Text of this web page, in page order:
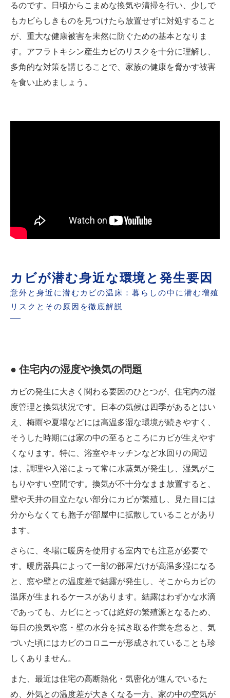
るのです。日頃からこまめな換気や清掃を行い、少しで
もカビらしきものを見つけたら放置せずに対処すること
が、重大な健康被害を未然に防ぐための基本となりま
す。アフラトキシン産生カビのリスクを十分に理解し、
多角的な対策を講じることで、家族の健康を脅かす被害
を食い止めましょう。
カビが潜む身近な環境と発生要因
意外と身近に潜むカビの温床：暮らしの中に潜む増殖
リスクとその原因を徹底解説
● 住宅内の湿度や換気の問題
カビの発生に大きく関わる要因のひとつが、住宅内の湿
度管理と換気状況です。日本の気候は四季があるとはい
え、梅雨や夏場などには高温多湿な環境が続きやすく、
そうした時期には家の中の至るところにカビが生えやす
くなります。特に、浴室やキッチンなど水回りの周辺
は、調理や入浴によって常に水蒸気が発生し、湿気がこ
もりやすい空間です。換気が不十分なまま放置すると、
壁や天井の目立たない部分にカビが繁殖し、見た目には
分からなくても胞子が部屋中に拡散していることがあり
ます。
さらに、冬場に暖房を使用する室内でも注意が必要で
す。暖房器具によって一部の部屋だけが高温多湿になる
と、窓や壁との温度差で結露が発生し、そこからカビの
温床が生まれるケースがあります。結露はわずかな水滴
であっても、カビにとっては絶好の繁殖源となるため、
毎日の換気や窓・壁の水分を拭き取る作業を怠ると、気
づいた頃にはカビのコロニーが形成されていることも珍
しくありません。
また、最近は住宅の高断熱化・気密化が進んでいるた
め、外気との温度差が大きくなる一方、家の中の空気が